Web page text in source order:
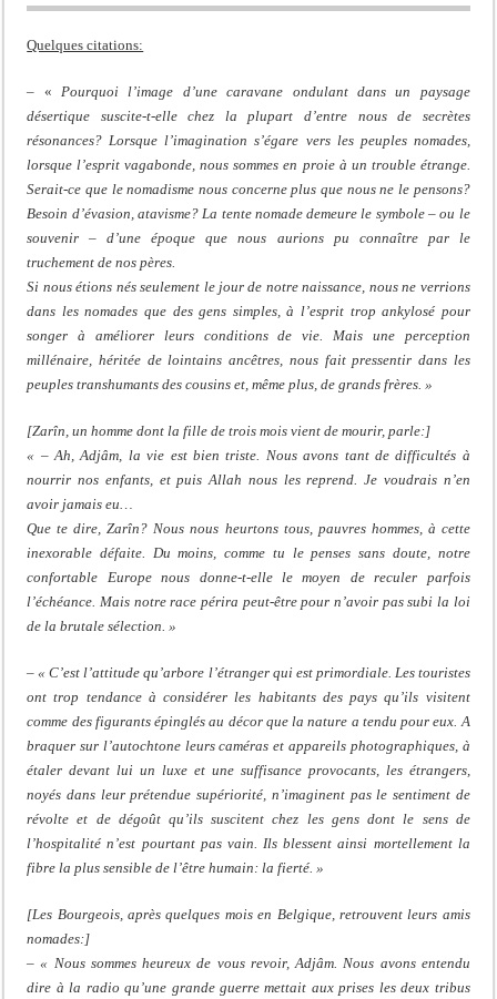
Quelques citations:
– «Pourquoi l’image d’une caravane ondulant dans un paysage
désertique suscite-t-elle chez la plupart d’entre nous de secrètes
résonances? Lorsque l’imagination s’égare vers les peuples nomades,
lorsque l’esprit vagabonde, nous sommes en proie à un trouble étrange.
Serait-ce que le nomadisme nous concerne plus que nous ne le pensons?
Besoin d’évasion, atavisme? La tente nomade demeure le symbole – ou le
souvenir – d’une époque que nous aurions pu connaître par le
truchement de nos pères.
Si nous étions nés seulement le jour de notre naissance, nous ne verrions
dans les nomades que des gens simples, à l’esprit trop ankylosé pour
songer à améliorer leurs conditions de vie. Mais une perception
millénaire, héritée de lointains ancêtres, nous fait pressentir dans les
peuples transhumants des cousins et, même plus, de grands frères. »
[Zarîn, un homme dont la fille de trois mois vient de mourir, parle:]
« – Ah, Adjâm, la vie est bien triste. Nous avons tant de difficultés à
nourrir nos enfants, et puis Allah nous les reprend. Je voudrais n’en
avoir jamais eu…
Que te dire, Zarîn? Nous nous heurtons tous, pauvres hommes, à cette
inexorable défaite. Du moins, comme tu le penses sans doute, notre
confortable Europe nous donne-t-elle le moyen de reculer parfois
l’échéance. Mais notre race périra peut-être pour n’avoir pas subi la loi
de la brutale sélection. »
–« C’est l’attitude qu’arbore l’étranger qui est primordiale. Les touristes
ont trop tendance à considérer les habitants des pays qu’ils visitent
comme des figurants épinglés au décor que la nature a tendu pour eux. A
braquer sur l’autochtone leurs caméras et appareils photographiques, à
étaler devant lui un luxe et une suffisance provocants, les étrangers,
noyés dans leur prétendue supériorité, n’imaginent pas le sentiment de
révolte et de dégoût qu’ils suscitent chez les gens dont le sens de
l’hospitalité n’est pourtant pas vain. Ils blessent ainsi mortellement la
fibre la plus sensible de l’être humain: la fierté. »
[Les Bourgeois, après quelques mois en Belgique, retrouvent leurs amis
nomades:]
– « Nous sommes heureux de vous revoir, Adjâm. Nous avons entendu
dire à la radio qu’une grande guerre mettait aux prises les deux tribus